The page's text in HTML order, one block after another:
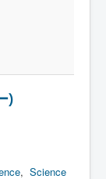
)
, Science